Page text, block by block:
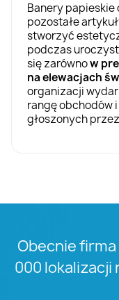
Banery papieskie
pozostałe
stworzyć
podczas
się zarównow
na elewacjach
organizacji
rangę obchodów
głoszonych
Obecnie firma
000 lokalizacji